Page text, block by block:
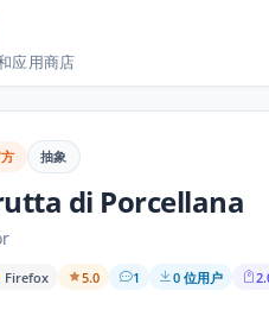
应用商店
抽象
di Porcellana
Firefox 5.0 1 0 位用户